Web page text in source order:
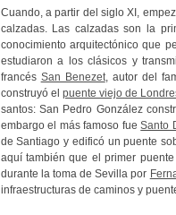
Cuando, a partir del siglo XI,
calzadas. Las calzadas son la
conocimiento arquitectónico que
estudiaron a los clásicos y
francés San Benezet, autor del
construyó el puente viejo de
santos: San Pedro González
embargo el más famoso fueSanto
de Santiago y edificó un puente
aquí también que el primer
durante la toma de Sevilla por
infraestructuras de caminos y